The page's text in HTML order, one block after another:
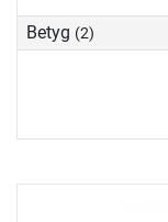
Betyg (2)